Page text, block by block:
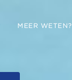
MEER WETEN?